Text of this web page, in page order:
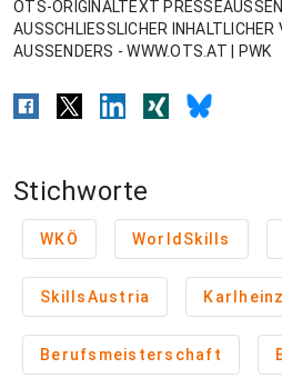
OTS-ORIGINALTEXT
AUSSCHLIESSLICHER
AUSSENDERS - WWW.OTS.AT | PWK
Stichworte
WKÖ WorldSkills
SkillsAustria
Berufsmeisterschaft